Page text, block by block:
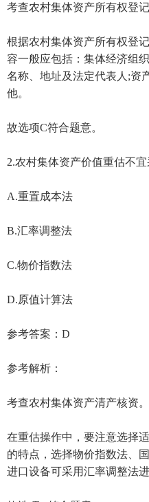
考查农村集体资产所有权登记
根据农村集体资产所有权登
容一般应包括：集体经济组
名称、地址及法定代表人;资
他。
故选项C符合题意。
2.农村集体资产价值重估不宜
A.重置成本法
B.汇率调整法
C.物价指数法
D.原值计算法
参考答案：D
参考解析：
考查农村集体资产清产核资。
在重估操作中，要注意选择
的特点，选择物价指数法、
进口设备可采用汇率调整法进